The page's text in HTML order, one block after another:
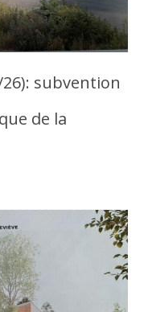
subvention
de la